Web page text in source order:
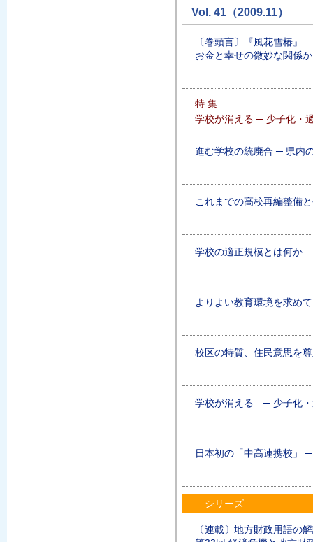
Vol. 41（2009.11）
〔巻頭言〕『風花雪椿』
お金と幸せの微妙な関係
特 集
学校が消える ─ 少子化・
進む学校の統廃合 ─ 県内
これまでの高校再編整備
学校の適正規模とは何か
よりよい教育環境を求め
校区の特質、住民意思を
学校が消える ─ 少子化・
日本初の「中高連携校」
─ シリーズ ─
〔連載〕地方財政用語の